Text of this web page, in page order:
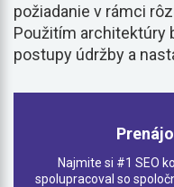
požiadanie v rámci
Použitím architektúry
postupy údržby a
Najmite si #1 SEO
spolupracoval so